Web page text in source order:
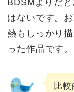
BDSMよりだ
はないです。
熱もしっかり
った作品です。
比